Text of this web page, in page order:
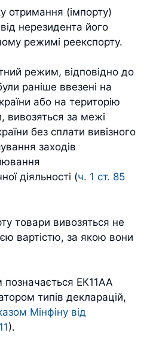
отримання (імпорту)
нерезидента його
режимі реекспорту.
режим, відповідно до
раніше ввезені на
або на територію
вивозяться за межі
без сплати вивізного
заходів
діяльності (ч. 1 ст. 85
товари вивозяться не
вартістю, за якою вони
ЕК11АА
типів декларацій,
Мінфіну від
).